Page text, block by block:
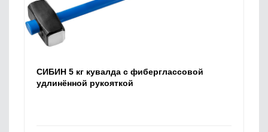
СИБИН 5 кг кувалда с фиберглассовой
удлинённой рукояткой